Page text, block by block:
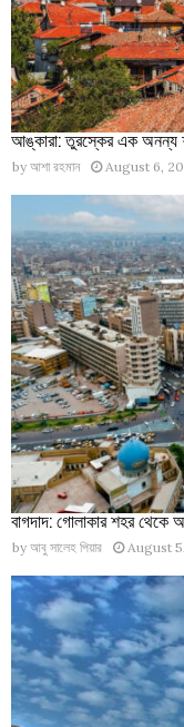
আঙ্কারা: তুরস্কের এক অনন্য
by আশা রহমান August 6,
বাগদাদ: গোলাকার শহর থেকে
by আবু সালেহ পিয়ার August